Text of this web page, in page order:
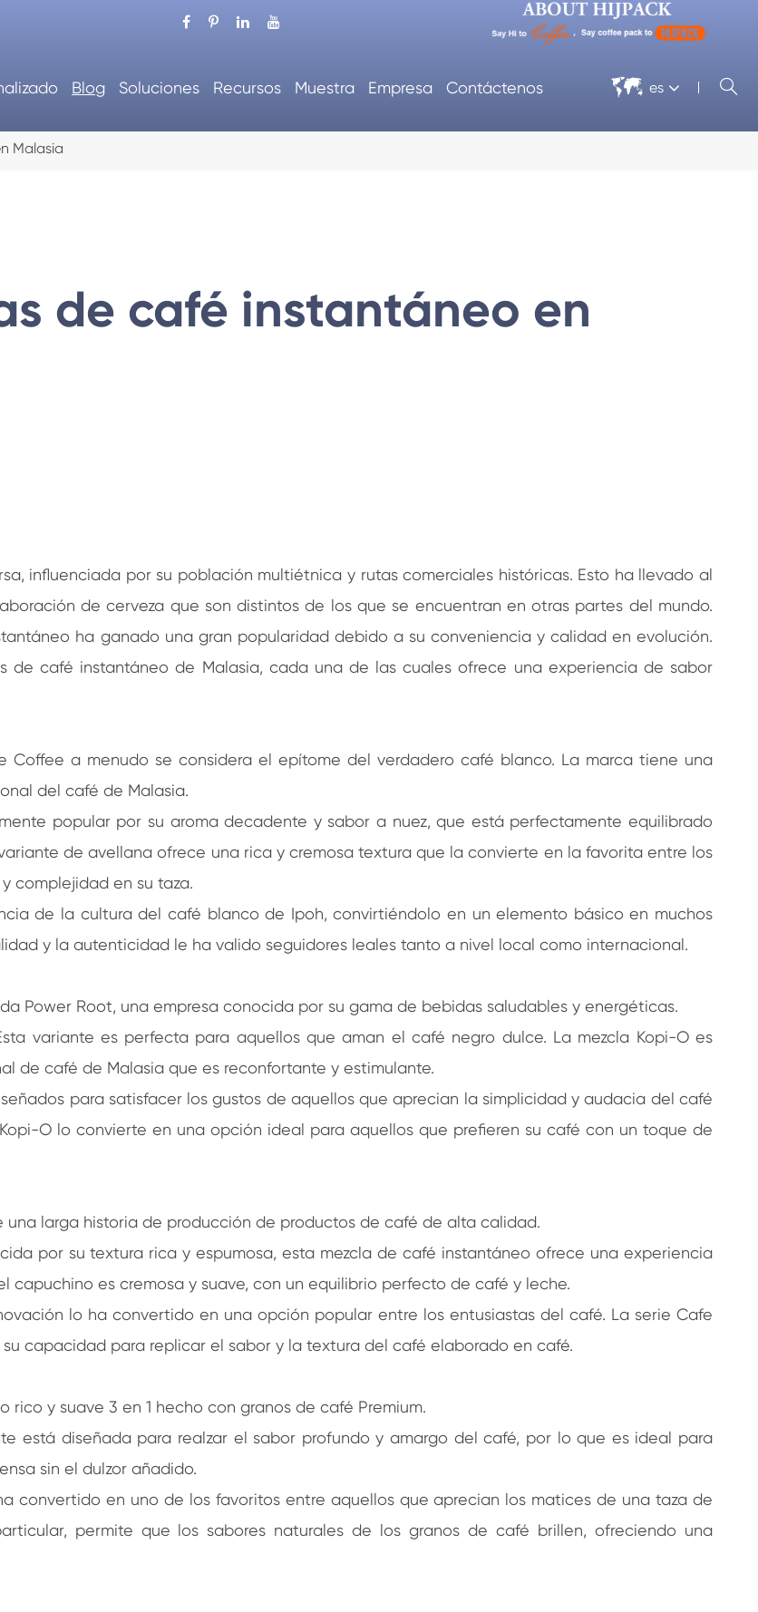
Blog Soluciones Recursos Muestra Empresa Contáctenos  es 
Malasia
de café instantáneo en
influenciada por su población multiétnica y rutas comerciales históricas. Esto ha llevado al
de cerveza que son distintos de los que se encuentran en otras partes del mundo.
ha ganado una gran popularidad debido a su conveniencia y calidad en evolución.
de café instantáneo de Malasia, cada una de las cuales ofrece una experiencia de sabor
Coffee a menudo se considera el epítome del verdadero café blanco. La marca tiene una
del café de Malasia.
popular por su aroma decadente y sabor a nuez, que está perfectamente equilibrado
de avellana ofrece una rica y cremosa textura que la convierte en la favorita entre los
complejidad en su taza.
de la cultura del café blanco de Ipoh, convirtiéndolo en un elemento básico en muchos
y la autenticidad le ha valido seguidores leales tanto a nivel local como internacional.
Power Root, una empresa conocida por su gama de bebidas saludables y energéticas.
variante es perfecta para aquellos que aman el café negro dulce. La mezcla Kopi-O es
de café de Malasia que es reconfortante y estimulante.
para satisfacer los gustos de aquellos que aprecian la simplicidad y audacia del café
O lo convierte en una opción ideal para aquellos que prefieren su café con un toque de
una larga historia de producción de productos de café de alta calidad.
por su textura rica y espumosa, esta mezcla de café instantáneo ofrece una experiencia
es cremosa y suave, con un equilibrio perfecto de café y leche.
lo ha convertido en una opción popular entre los entusiastas del café. La serie Cafe
capacidad para replicar el sabor y la textura del café elaborado en café.
y suave 3 en 1 hecho con granos de café Premium.
está diseñada para realzar el sabor profundo y amargo del café, por lo que es ideal para
sin el dulzor añadido.
convertido en uno de los favoritos entre aquellos que aprecian los matices de una taza de
permite que los sabores naturales de los granos de café brillen, ofreciendo una